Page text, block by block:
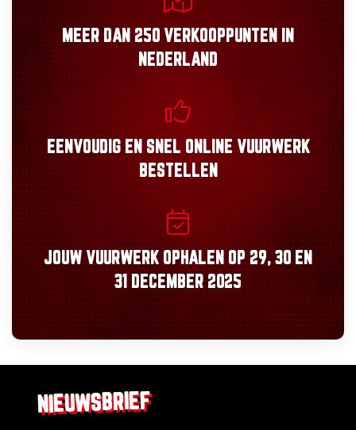
MEER DAN 250 VERKOOPPUNTEN
IN
NEDERLAND
EENVOUDIGEN SNEL ONLINE VUURWERK
BESTELLEN
JOUW VUURWERK OPHALEN OP 29, 30 EN
31 DECEMBER 2025
NIEUWSBRIEF